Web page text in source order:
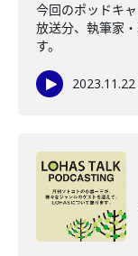
今回のポッドキ
放送分、執筆家
す。
2023.11.22